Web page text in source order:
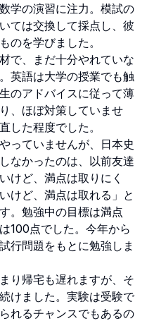
学の演習に注力。模試の
ては交換して採点し、彼
のを学びました。
で、まだ十分やれていな
英語は大学の授業でも触
のアドバイスに従って薄
、ほぼ対策していませ
した程度でした。
っていませんが、日本史
なかったのは、以前友達
けど、満点は取りにく
けど、満点は取れる」と
。勉強中の目標は満点
100点でした。今年から
行問題をもとに勉強しま
り帰宅も遅れますが、そ
けました。実験は受験で
れるチャンスでもあるの